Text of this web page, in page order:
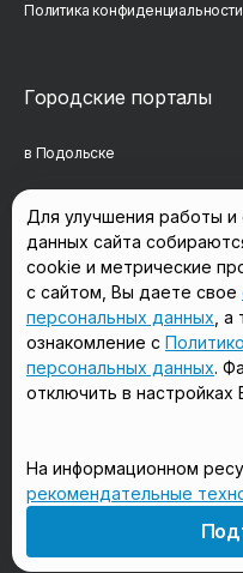
Политика конфиденциальности
Городские порталы
в Подольске
в Сергиевом Посаде
в Красногорске
в Домодедово
Мы в соцсетях
Для улучшения работы и
данных сайта
cookie и метрические
с сайтом, Вы даете свое
персональных данных ,
ознакомление с
персональных данных.
отключить в настройках
На информационном
рекомендательные